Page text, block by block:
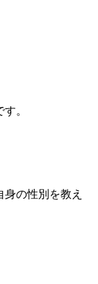
。
の性別を教え